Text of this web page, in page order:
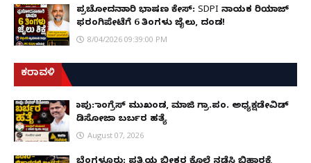
ಪ್ರಚೋದನಾಕಾರಿ ಭಾಷಣ ಕೇಸ್: SDPI ನಾಯಕ ರಿಯಾಜ್
ಫರಂಗಿಪೇಟೆಗೆ 6 ತಿಂಗಳು ಜೈಲು, ದಂಡ!
8/04/2026 09:39:00 PM
ಕರಾವಳಿ
ಕಾಪು: ಕಾಂಗ್ರೆಸ್ ಮುಖಂಡ, ಮಾಜಿ ಗ್ರಾ.ಪಂ. ಅಧ್ಯಕ್ಷಡೇವಿಡ್
ಡಿಸೋಜಾ ಬರ್ಬರ ಹತ್ಯೆ
August 07, 2026